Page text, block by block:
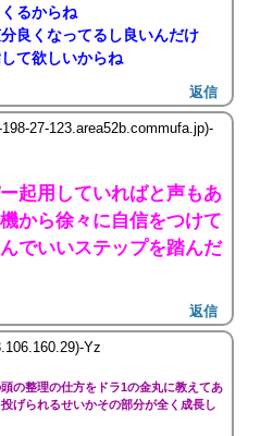
るからね
良くなってるし良いんだけ
て欲しいからね
返信
27-123.area52b.commufa.jp)-
起用していればと声もあ
から徐々に自信をつけて
でいいステップを踏んだ
返信
Yz
の整理の仕方をドラ1の金丸に教えてあ
げられるせいかその部分が全く成長し